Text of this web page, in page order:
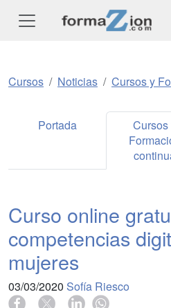
Cursos Noticias Cursos y
Portada
Cursos
Curso online
competencias
mujeres
03/03/2020 Sofía Riesco